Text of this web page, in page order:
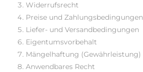
Widerrufsrecht
Preise und Zahlungsbedingungen
Liefer- und Versandbedingungen
Eigentumsvorbehalt
Mängelhaftung (Gewährleistung)
Anwendbares Recht